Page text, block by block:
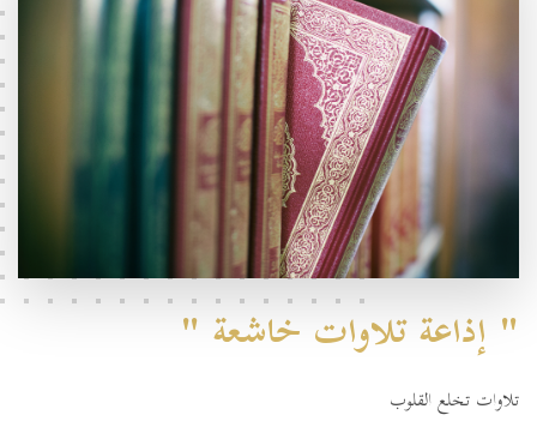
" إذاعة تلاوات خاشعة "
تلاوات تخلع القلوب